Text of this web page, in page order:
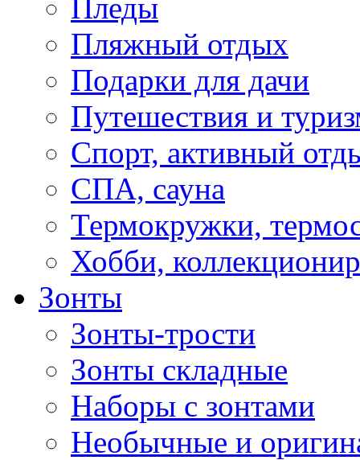
Пледы
Пляжный отдых
Подарки для дачи
Путешествия и
Спорт, активный
СПА, сауна
Термокружки,
Хобби,
Зонты
Зонты-трости
Зонты складные
Наборы с зонтами
Необычные и